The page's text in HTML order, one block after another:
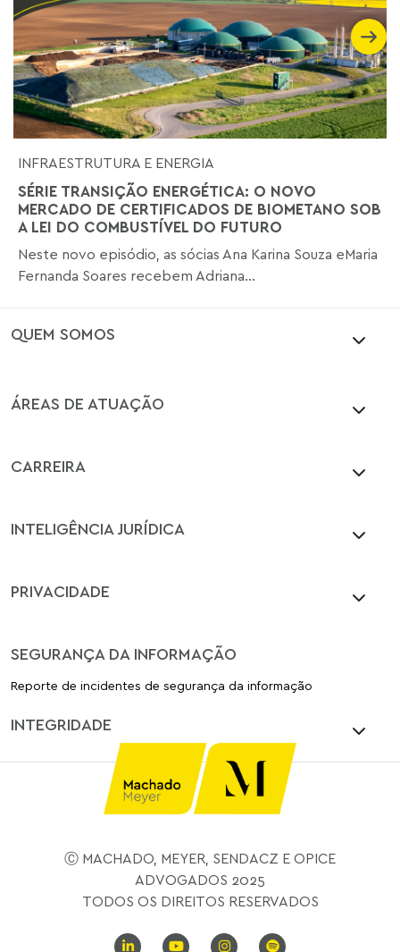
INFRAESTRUTURA E ENERGIA
SÉRIE TRANSIÇÃO ENERGÉTICA: O NOVO
MERCADO DE CERTIFICADOS DE BIOMETANO SOB
A LEI DO COMBUSTÍVEL DO FUTURO
Neste novo episódio, as sócias Ana Karina Souza eMaria
Fernanda Soares recebem Adriana...
QUEM SOMOS
ÁREAS DE ATUAÇÃO
CARREIRA
INTELIGÊNCIA JURÍDICA
PRIVACIDADE
SEGURANÇA DA INFORMAÇÃO
Reporte de incidentes de segurança da informação
INTEGRIDADE
Ⓒ MACHADO, MEYER, SENDACZ E OPICE
ADVOGADOS 2025
TODOS OS DIREITOS RESERVADOS